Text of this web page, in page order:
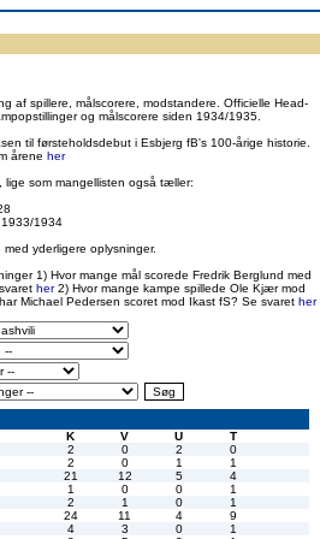
af spillere, målscorere, modstandere. Officielle Head-
og målscorere siden 1934/1935.
til førsteholdsdebut i Esbjerg fB's 100-årige historie.
årene her
lige som mangellisten også tæller:
1933/1934
yderligere oplysninger.
1) Hvor mange mål scorede Fredrik Berglund med
her2) Hvor mange kampe spillede Ole Kjær mod
Michael Pedersen scoret mod Ikast fS? Se svaret her
K V U
T
2 0 2
0
2 0 1
1
21 12 5
4
1 0 0
1
2 1 0
1
24 11 4
9
4 3 0
1